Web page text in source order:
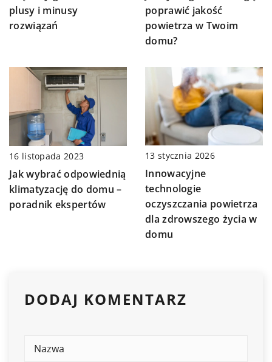
plusy i minusy
rozwiązań
poprawić jakość
powietrza w Twoim
domu?
16 listopada 2023
Jak wybrać odpowiednią
klimatyzację do domu –
poradnik ekspertów
13 stycznia 2026
Innowacyjne
technologie
oczyszczania powietrza
dla zdrowszego życia w
domu
DODAJ KOMENTARZ